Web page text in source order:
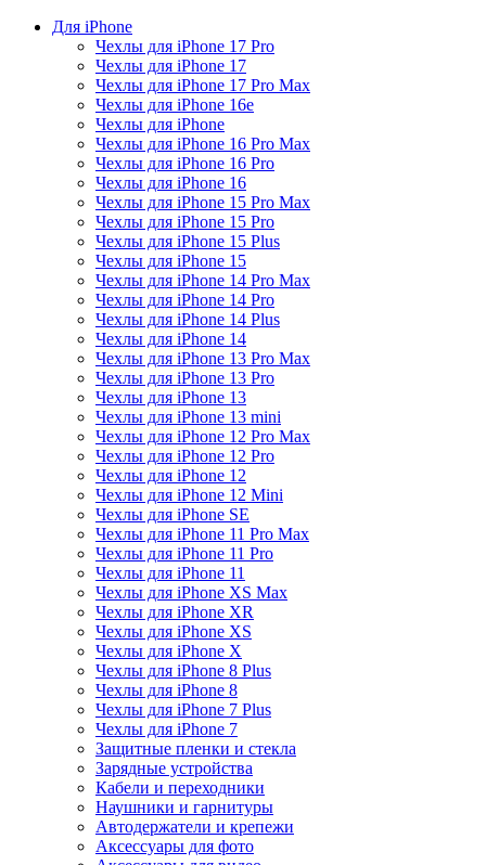
Для iPhone
Чехлы для iPhone 17 Pro
Чехлы для iPhone 17
Чехлы для iPhone 17 Pro Max
Чехлы для iPhone 16e
Чехлы для iPhone
Чехлы для iPhone 16 Pro Max
Чехлы для iPhone 16 Pro
Чехлы для iPhone 16
Чехлы для iPhone 15 Pro Max
Чехлы для iPhone 15 Pro
Чехлы для iPhone 15 Plus
Чехлы для iPhone 15
Чехлы для iPhone 14 Pro Max
Чехлы для iPhone 14 Pro
Чехлы для iPhone 14 Plus
Чехлы для iPhone 14
Чехлы для iPhone 13 Pro Max
Чехлы для iPhone 13 Pro
Чехлы для iPhone 13
Чехлы для iPhone 13 mini
Чехлы для iPhone 12 Pro Max
Чехлы для iPhone 12 Pro
Чехлы для iPhone 12
Чехлы для iPhone 12 Mini
Чехлы для iPhone SE
Чехлы для iPhone 11 Pro Max
Чехлы для iPhone 11 Pro
Чехлы для iPhone 11
Чехлы для iPhone XS Max
Чехлы для iPhone XR
Чехлы для iPhone XS
Чехлы для iPhone X
Чехлы для iPhone 8 Plus
Чехлы для iPhone 8
Чехлы для iPhone 7 Plus
Чехлы для iPhone 7
Защитные пленки и стекла
Зарядные устройства
Кабели и переходники
Наушники и гарнитуры
Автодержатели и крепежи
Аксессуары для фото